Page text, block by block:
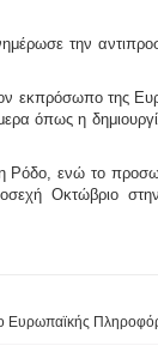
την
εκπρόσωπο της
όπως η
Ρόδο, ενώ το
Οκτώβριο
Ευρωπαϊκής